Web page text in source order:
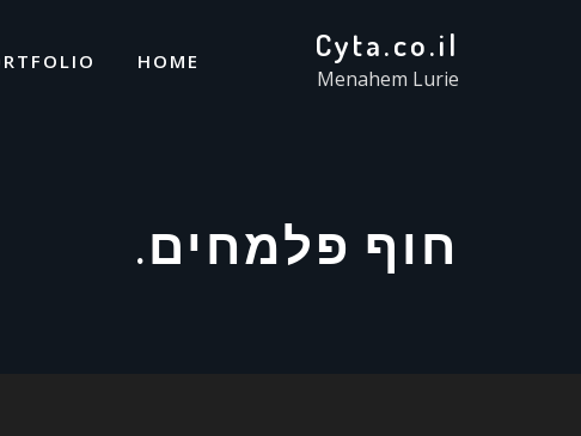
Cyta.co.il
Menahem Lurie
HOME
חוף פלמחים.